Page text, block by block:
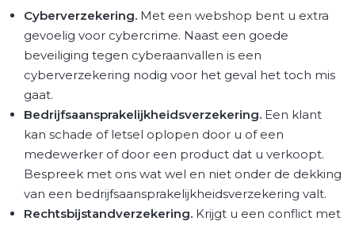
Cyberverzekering. Met een webshop bent u extra
gevoelig voor cybercrime. Naast een goede
beveiliging tegen cyberaanvallen is een
cyberverzekering nodig voor het geval het toch mis
gaat.
Bedrijfsaansprakelijkheidsverzekering. Een klant
kan schade of letsel oplopen door u of een
medewerker of door een product dat u verkoopt.
Bespreek met ons wat wel en niet onder de dekking
van een bedrijfsaansprakelijkheidsverzekering valt.
Rechtsbijstandverzekering. Krijgt u een conflict met